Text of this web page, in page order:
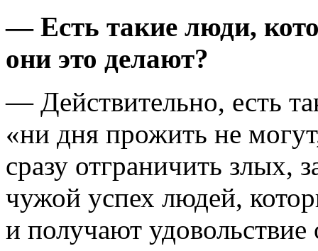
— Есть такие люди,
они это делают?
— Действительно, есть
«ни дня прожить не
сразу отграничить злых,
чужой успех людей,
и получают